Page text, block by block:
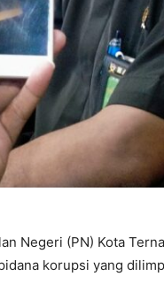
Negeri (PN) Kota
korupsi yang